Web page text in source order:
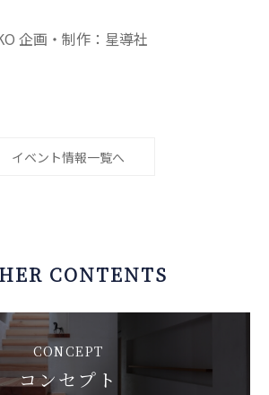
企画・制作：星導社
イベント情報一覧へ
CONTENTS
CONCEPT
コンセプト